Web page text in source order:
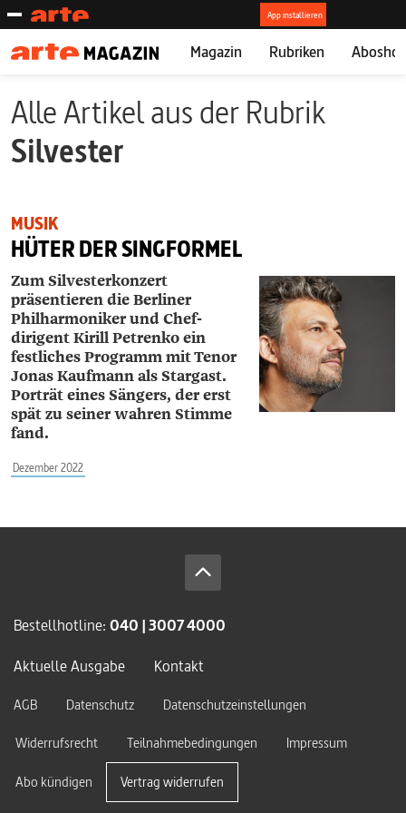
Magazin Rubriken
Alle Artikel aus der Rubrik
Silvester
MUSIK
HÜTER DER SINGFORMEL
Zum Silvesterkonzert
präsentieren die Berliner
Philharmoniker und Chef­
dirigent Kirill Petrenko ein
festliches Programm mit Tenor
Jonas Kaufmann als Stargast.
Porträt eines Sängers, der erst
spät zu seiner wahren Stimme
fand.
Dezember 2022
Bestellhotline: 040 | 3007 4000
Aktuelle Ausgabe
Kontakt
AGB Datenschutz
Datenschutzeinstellungen
Widerrufsrecht
Teilnahmebedingungen Impressum
Abo kündigen Vertrag widerrufen